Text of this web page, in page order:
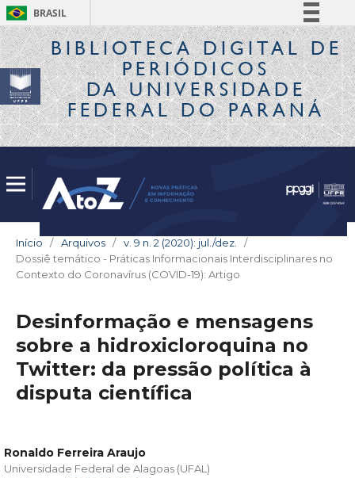
BRASIL
Simplifique!
Comunica BR
Participe
Acesso à informação
Legislação
BIBLIOTECA DIGITALDE
PERIÓDICOS
DA UNIVERSIDADE
FEDERAL DO PARANÁ
Início / Arquivos / v. 9 n. 2 (2020): jul./dez.
/
Dossiê temático - Práticas Informacionais Interdisciplinares no
Contexto do Coronavírus (COVID-19): Artigo
Desinformação e mensagens
sobre a hidroxicloroquina no
Twitter: da pressão política à
disputa científica
Ronaldo Ferreira Araujo
Universidade Federal de Alagoas (UFAL)